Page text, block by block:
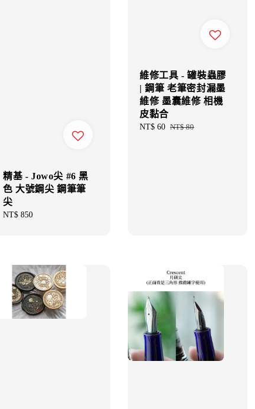
精基 - Jowo尖 #6 黑
色 大號鋼尖 鋼筆筆
尖
Regular
NT$ 850
維修工具 - 罐裝蟲膠
| 鋼筆 老筆密封漏墨
維修 墨囊維修 相機
皮黏合
Sale
NT$ 60 Regular
NT$ 80